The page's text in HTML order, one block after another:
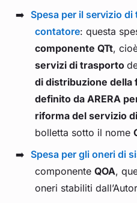
Spesa per il servizio
contatore: questa
componente QTt,
servizi di trasporto
di distribuzione della
definito da ARERA
riforma del servizio
bolletta sotto il nome
Spesa per gli oneri di
componenteQOA,
oneri stabiliti